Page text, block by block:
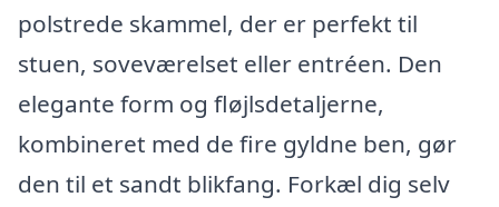
polstrede skammel, der er perfekt til
stuen, soveværelset eller entréen. Den
elegante form og fløjlsdetaljerne,
kombineret med de fire gyldne ben, gør
den til et sandt blikfang. Forkæl dig selv